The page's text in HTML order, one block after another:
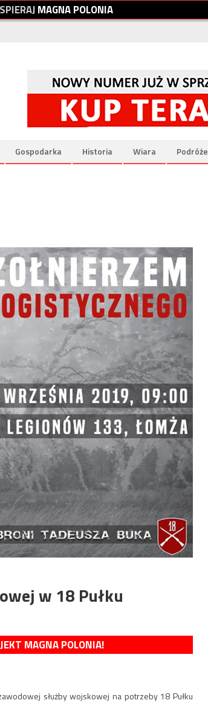
SPIERAJMAGNAPOLONIA
Gospodarka Historia Wiara Podróże
w 18 Pułku
MAGNA POLONIA!
służby wojskowej na potrzeby 18 Pułku